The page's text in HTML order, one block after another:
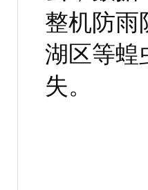
整机防雨
湖区等蝗
失。